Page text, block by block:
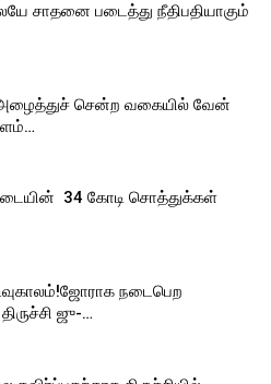
சாதனை படைத்து நீதிபதியாகும்
அழைத்துச் சென்ற வகையில் வேன்
₹ 34 கோடி சொத்துக்கள்
நடைபெற
ஜு-…